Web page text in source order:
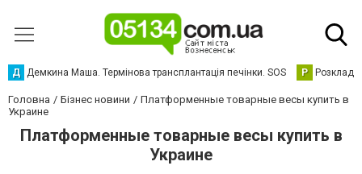
Д Демкина Маша. Термінова трансплантація печінки. SOS Р Розклад
Головна Бізнес новини
Платформенные товарные весы купить в
Украине
Платформенные товарные весы купить в
Украине